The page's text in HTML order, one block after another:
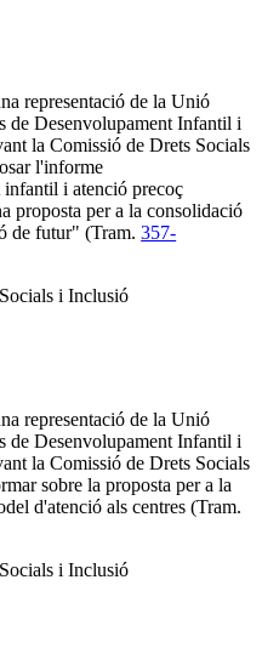
representació de la Unió
de Desenvolupament Infantil i
la Comissió de Drets Socials
l'informe
i atenció precoç
proposta per a la consolidació
de futur" (Tram.357-
i Inclusió
representació de la Unió
de Desenvolupament Infantil i
la Comissió de Drets Socials
sobre la proposta per a la
d'atenció als centres (Tram.
i Inclusió